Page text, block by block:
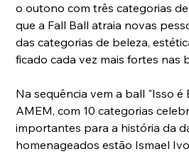
o outono com três categorias
que a Fall Ball atraia novas
das categorias de beleza,
ficado cada vez mais fortes nas
Na sequência vem a ball "Isso é
AMEM, com 10 categorias
importantes para a história da
homenageados estão Ismael